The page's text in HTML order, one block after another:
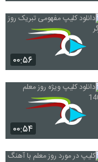
۰۰:۵۶
۰۰:۵۴